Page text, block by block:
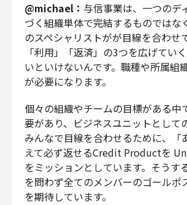
@michael： 与信事業は、一つのデ
づく組織単体で完結するものではな
のスペシャリストがが目線を合わせ
「利用」「返済」の3つを広げてい
いといけないんです。職種や所属組
が必要になります。
個々の組織やチームの目標がある中
要があり、ビジネスユニットとして
みんなで目線を合わせるために、「
えて必ず返せるCredit Productを
をミッションとしています。そうす
を問わず全てのメンバーのゴールポ
を期待しています。